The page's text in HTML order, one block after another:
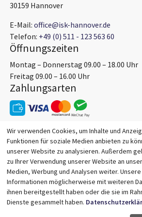
30159 Hannover
E-Mail: office@isk-hannover.de
Telefon: +49 (0) 511 - 123 563 60
Öffnungszeiten
Montag – Donnerstag 09.00 – 18.00 Uhr
Freitag 09.00 – 16.00 Uhr
Zahlungsarten
Wir verwenden Cookies, um Inhalte und
Funktionen für soziale Medien anbieten zu
unserer Website zu analysieren. Außerdem
zu Ihrer Verwendung unserer Website an
Medien, Werbung und Analysen weiter.
Informationen möglicherweise mit weiteren
ihnen bereitgestellt haben oder die sie im
Dienste gesammelt haben.